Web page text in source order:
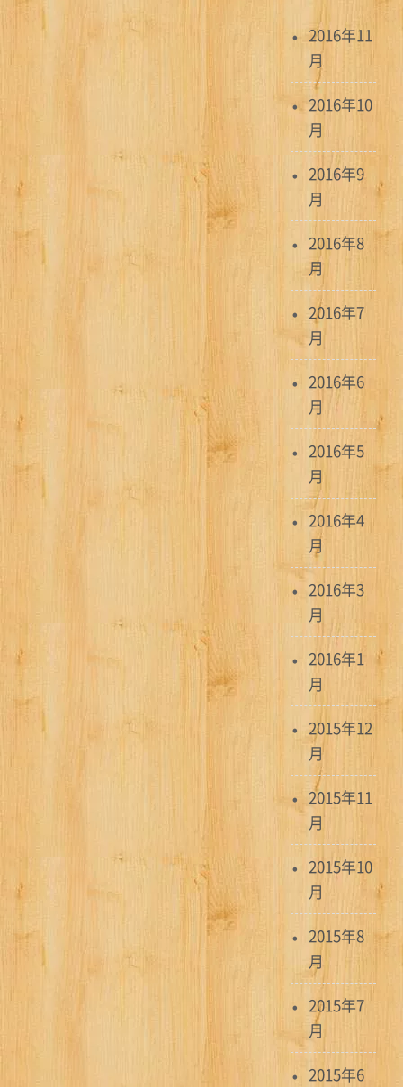
2016年11
月
2016年10
月
2016年9
月
2016年8
月
2016年7
月
2016年6
月
2016年5
月
2016年4
月
2016年3
月
2016年1
月
2015年12
月
2015年11
月
2015年10
月
2015年8
月
2015年7
月
2015年6